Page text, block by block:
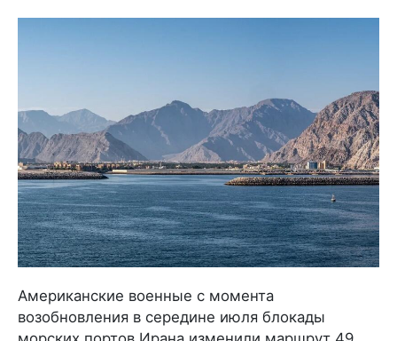
Американские военные с момента
возобновления в середине июля блокады